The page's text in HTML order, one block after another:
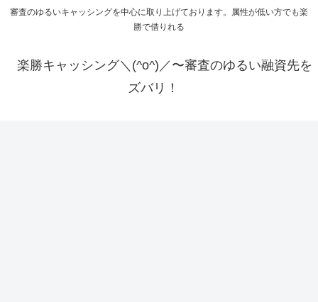
審査のゆるいキャッシングを中心に取り上げております。属性が低い方でも楽
勝で借りれる
楽勝キャッシング＼(^o^)／〜審査のゆるい融資先を
ズバリ！